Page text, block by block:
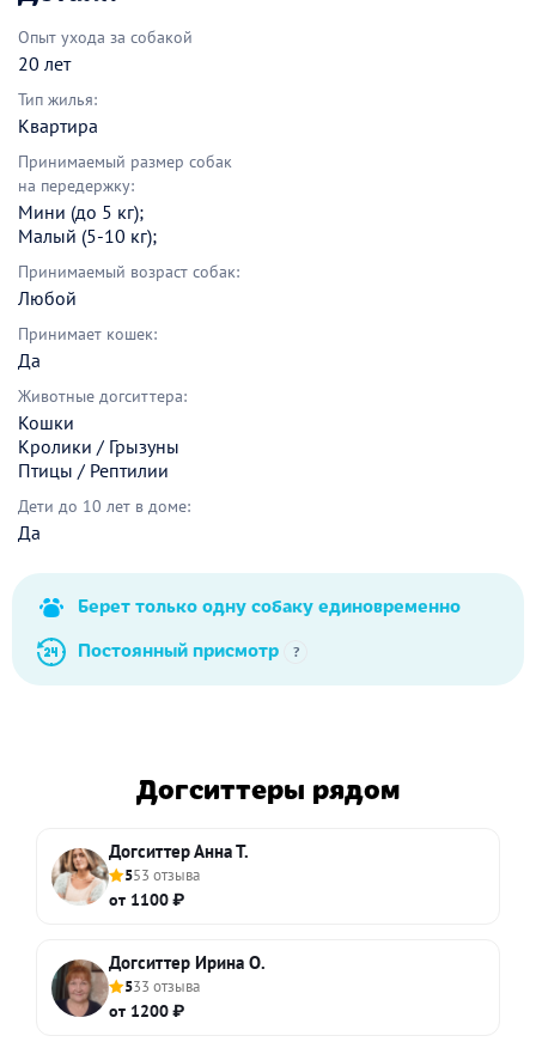
Опыт ухода за собакой
20 лет
Тип жилья:
Квартира
Принимаемый размер собак
на передержку:
Мини (до 5 кг);
Малый (5-10 кг);
Принимаемый возраст собак:
Любой
Принимает кошек:
Да
Животные догситтера:
Кошки
Кролики / Грызуны
Птицы / Рептилии
Дети до 10 лет в доме:
Да
Берет только одну собаку единовременно
Постоянный присмотр
?
Догситтеры рядом
Догситтер Анна Т.
553 отзыва
от 1100 ₽
Догситтер Ирина О.
533 отзыва
от 1200 ₽